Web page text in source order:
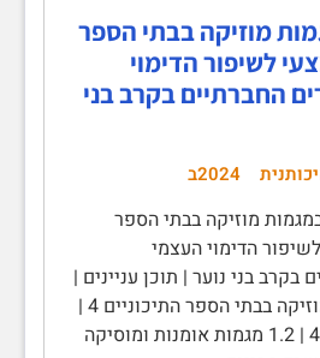
מוזיקה בבתי הספר
לשיפור הדימוי
החברתיים בקרב בני
2024ב
מוזיקה בבתי הספר
הדימוי העצמי
בקרב בני נוער | תוכן עניינים |
מבוא 3 | 1.מגמות מוזיקה בבתי הספר התיכוניים 4 |
1.1 אומנות ולמידה 4 | 1.2 מגמות אומנות ומוסיקה